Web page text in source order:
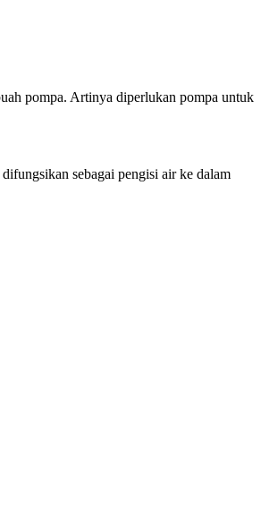
pompa. Artinya diperlukan pompa untuk
sebagai pengisi air ke dalam